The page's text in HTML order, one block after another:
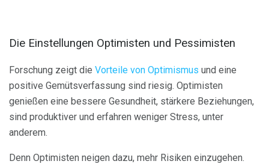
Die Einstellungen Optimisten und Pessimisten
Forschung zeigt die Vorteile von Optimismus und eine
positive Gemütsverfassung sind riesig. Optimisten
genießen eine bessere Gesundheit, stärkere Beziehungen,
sind produktiver und erfahren weniger Stress, unter
anderem.
Denn Optimisten neigen dazu, mehr Risiken einzugehen.